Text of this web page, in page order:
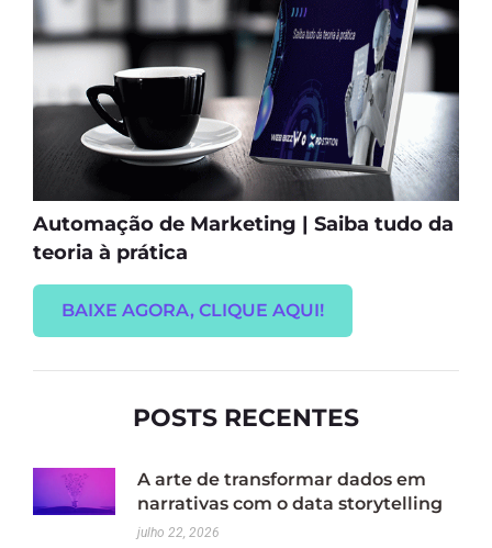
Automação de Marketing | Saiba tudo da
teoria à prática
BAIXE AGORA, CLIQUE AQUI!
POSTS RECENTES
A arte de transformar dados em
narrativas com o data storytelling
julho 22, 2026